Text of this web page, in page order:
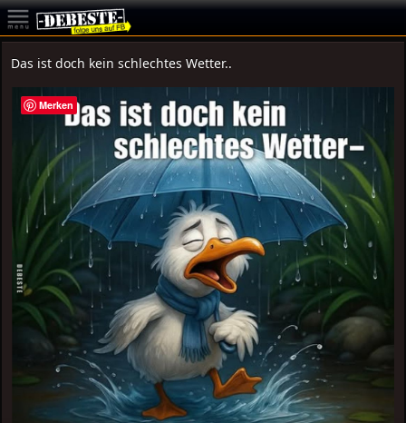
Das ist doch kein schlechtes Wetter..
Merken